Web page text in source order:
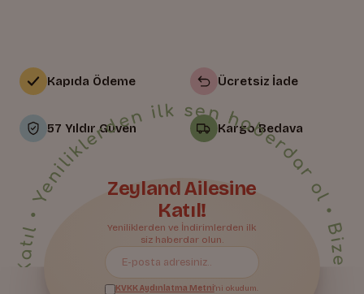
Kapıda Ödeme
57 Yıldır Güven
Ücretsiz İade
Kargo Bedava
Bize Katıl• Yeniliklerden ilk sen haberdar ol • Bize Katıl • Yeniliklerden ilk sen haberdar ol • Bize Katıl • Yeniliklerden ilk sen haberdar ol • Bize Katıl • Yeniliklerden ilk sen haberdar ol • Bize Katıl • Yeniliklerden ilk sen haberdar ol • Bize Katıl • Yeniliklerden ilk sen haberdar ol • Bize Katıl • Yeniliklerden ilk sen haberdar ol • Bize Katıl • Yeniliklerden ilk sen haberdar ol • Bize Katıl • Yeniliklerden ilk sen haberdar ol • Bize Katıl • Yeniliklerden ilk sen haberdar ol • Bize Katıl • Yeniliklerden ilk sen haberdar ol • Bize Katıl • Yeniliklerden ilk sen haberdar ol • Bize Katıl • Yeniliklerden ilk sen haberdar ol • Bize Katıl • Yeniliklerden ilk sen haberdar ol • Bize Katıl • Yeniliklerden ilk sen haberdar ol •
Zeyland Ailesine
Katıl!
Yeniliklerden ve İndirimlerden ilk
siz haberdar olun.
KVKK Aydınlatma Metni'ni okudum.